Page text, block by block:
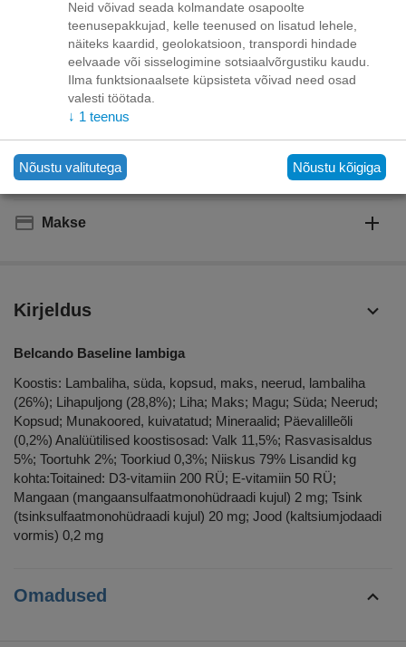
Lisage sooviloendisse Esita küsimus
Kohaletoimetamine
Tasuta kohaletoimetamine teie ukse taha tellimustele üle
70.00 euro!
Venipaki kullerteenus – 10.00 EUR
Unisend pakiautomaat - 3,50 eurot
Omniva pakiautomaat - 5,00 eurot
Makse
Kirjeldus
Belcando Baseline lambiga
Koostis: Lambaliha, süda, kopsud, maks, neerud, lambaliha
(26%); Lihapuljong (28,8%); Liha; Maks; Magu; Süda; Neerud;
Kopsud; Munakoored, kuivatatud; Mineraalid; Päevalilleõli
(0,2%) Analüütilised koostisosad: Valk 11,5%; Rasvasisaldus
5%; Toortuhk 2%; Toorkiud 0,3%; Niiskus 79% Lisandid kg
kohta:Toitained: D3-vitamiin 200 RÜ; E-vitamiin 50 RÜ;
Mangaan (mangaansulfaatmonohüdraadi kujul) 2 mg; Tsink
(tsinksulfaatmonohüdraadi kujul) 20 mg; Jood (kaltsiumjodaadi
vormis) 0,2 mg
Omadused
Neid võivad seada kolmandate osapoolte
teenusepakkujad, kelle teenused on lisatud lehele,
näiteks kaardid, geolokatsioon, transpordi hindade
eelvaade või sisselogimine sotsiaalvõrgustiku kaudu.
Ilma funktsionaalsete küpsisteta võivad need osad
valesti töötada.
↓ 1 teenus
Nõustu valitutega Nõustu kõigiga